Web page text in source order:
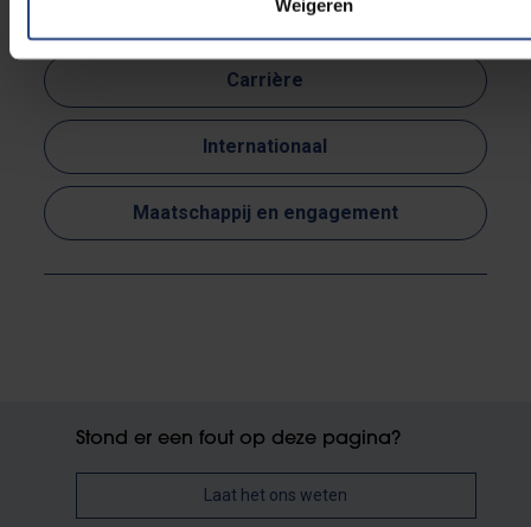
Weigeren
weKONEKT
Carrière
Internationaal
Maatschappij en engagement
Stond er een fout op deze pagina?
Laat het ons weten